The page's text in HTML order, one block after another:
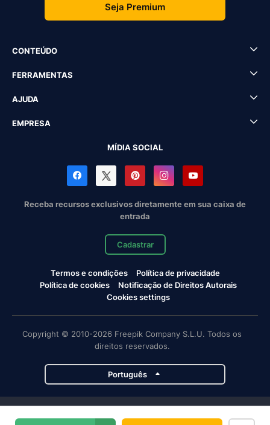
Seja Premium
CONTEÚDO
FERRAMENTAS
AJUDA
EMPRESA
MÍDIA SOCIAL
Receba recursos exclusivos diretamente em sua caixa de
entrada
Cadastrar
Termos e condições
Política de privacidade
Política de cookies
Notificação de Direitos Autorais
Cookies settings
Copyright © 2010-2026 Freepik Company S.L.U. Todos os
direitos reservados.
Português